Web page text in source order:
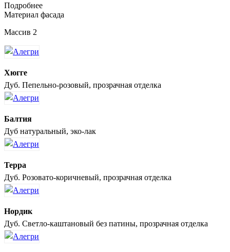
Подробнее
Материал фасада
Массив 2
Хюгге
Дуб. Пепельно-розовый, прозрачная отделка
Балтия
Дуб натуральный, эко-лак
Терра
Дуб. Розовато-коричневый, прозрачная отделка
Нордик
Дуб. Светло-каштановый без патины, прозрачная отделка